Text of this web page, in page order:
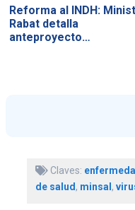
Reforma al INDH:
Rabat detalla
anteproyecto…
Claves:
de salud , minsal ,